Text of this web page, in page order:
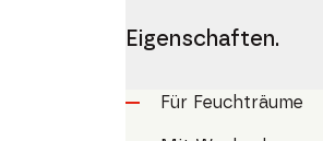
Eigenschaften.
Für Feuchträume